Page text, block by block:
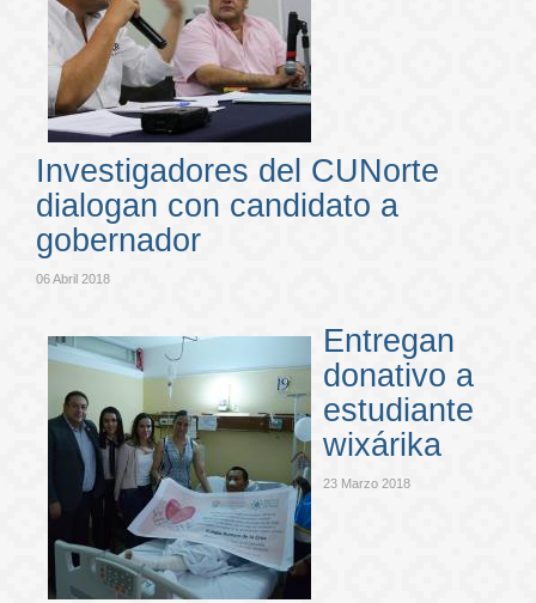
Investigadores del CUNorte
dialogan con candidato a
gobernador
06 Abril 2018
Entregan
donativo a
estudiante
wixárika
23 Marzo 2018